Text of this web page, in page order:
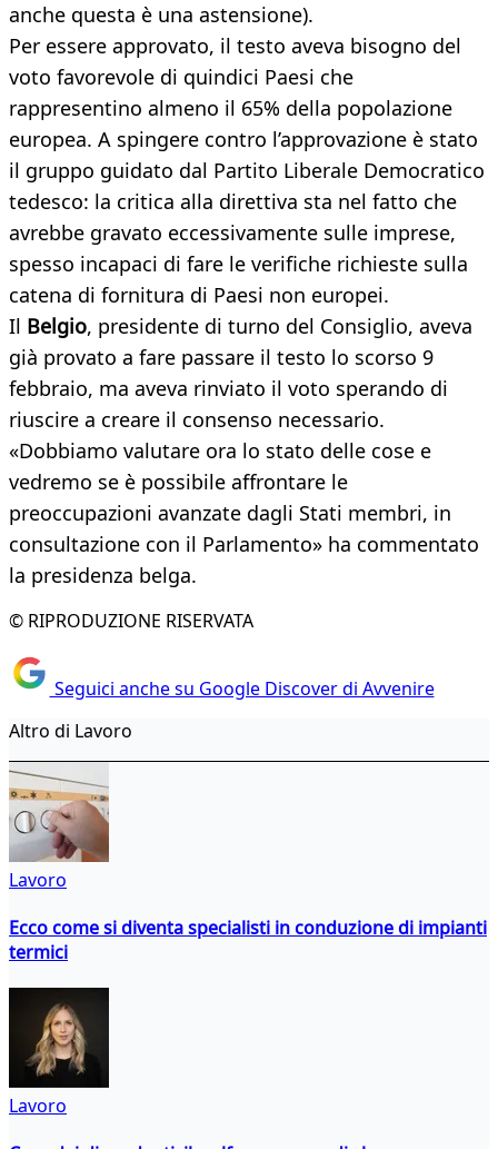
anche questa è una astensione).
Per essere approvato, il testo aveva bisogno del
voto favorevole di quindici Paesi che
rappresentino almeno il 65% della popolazione
europea. A spingere contro l’approvazione è stato
il gruppo guidato dal Partito Liberale Democratico
tedesco: la critica alla direttiva sta nel fatto che
avrebbe gravato eccessivamente sulle imprese,
spesso incapaci di fare le verifiche richieste sulla
catena di fornitura di Paesi non europei.
Il Belgio, presidente di turno del Consiglio, aveva
già provato a fare passare il testo lo scorso 9
febbraio, ma aveva rinviato il voto sperando di
riuscire a creare il consenso necessario.
«Dobbiamo valutare ora lo stato delle cose e
vedremo se è possibile affrontare le
preoccupazioni avanzate dagli Stati membri, in
consultazione con il Parlamento» ha commentato
la presidenza belga.
© RIPRODUZIONE RISERVATA
Seguici anche su Google Discover di Avvenire
Altro di Lavoro
Lavoro
Ecco come si diventa specialisti in conduzione di impianti
termici
Lavoro